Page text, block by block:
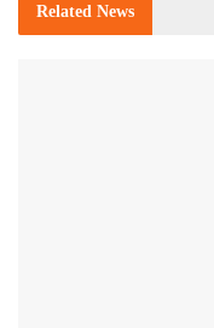
Related News